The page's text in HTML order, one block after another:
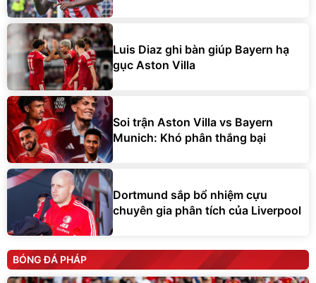
Luis Diaz ghi bàn giúp Bayern hạ
gục Aston Villa
Soi trận Aston Villa vs Bayern
Munich: Khó phân thắng bại
Dortmund sắp bổ nhiệm cựu
chuyên gia phân tích của Liverpool
BÓNG ĐÁ PHÁP